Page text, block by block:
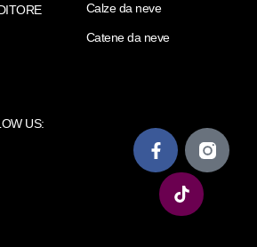
Calze da neve
Catene da neve
US: